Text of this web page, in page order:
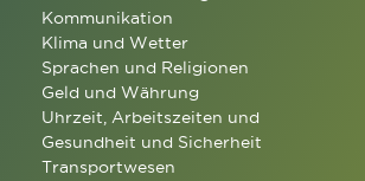
Kommunikation
Klima und Wetter
Sprachen und Religionen
Geld und Währung
Uhrzeit, Arbeitszeiten und
Gesundheit und Sicherheit
Transportwesen